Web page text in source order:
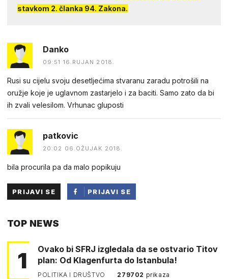
stavkom 2. članka 94. Zakona.
Danko
09:51 16.RUJAN 2018.
Rusi su cijelu svoju desetljećima stvaranu zaradu potrošili na
oružje koje je uglavnom zastarjelo i za baciti. Samo zato da bi
ih zvali velesilom. Vrhunac gluposti
patkovic
20:02 06.OŽUJAK 2018.
bila procurila pa da malo popikuju
PRIJAVI SE
PRIJAVI SE
TOP NEWS
1
Ovako bi SFRJ izgledala da se ostvario Titov
plan: Od Klagenfurta do Istanbula!
POLITIKA I DRUŠTVO 279702 prikaza